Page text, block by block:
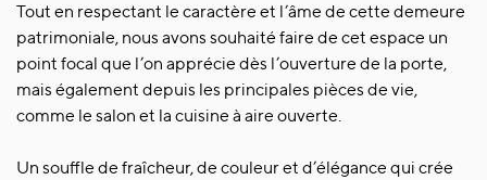
Tout en respectant le caractère et l’âme de cette demeure
patrimoniale, nous avons souhaité faire de cet espace un
point focal que l’on apprécie dès l’ouverture de la porte,
mais également depuis les principales pièces de vie,
comme le salon et la cuisine à aire ouverte.
Un souffle de fraîcheur, de couleur et d’élégance qui crée